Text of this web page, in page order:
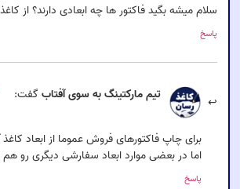
سلام میشه بگید فاکتور ها چه ابعادی دارند؟ از کاغذ آ۵ استفاده
پاسخ
تیم مارکتینگ به سوی آفتاب گفت:
اما در بعضی موارد ابعاد سفارشی دیگری رو هم
پاسخ